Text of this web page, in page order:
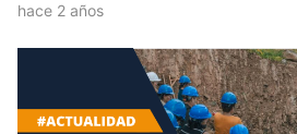
hace 2 años